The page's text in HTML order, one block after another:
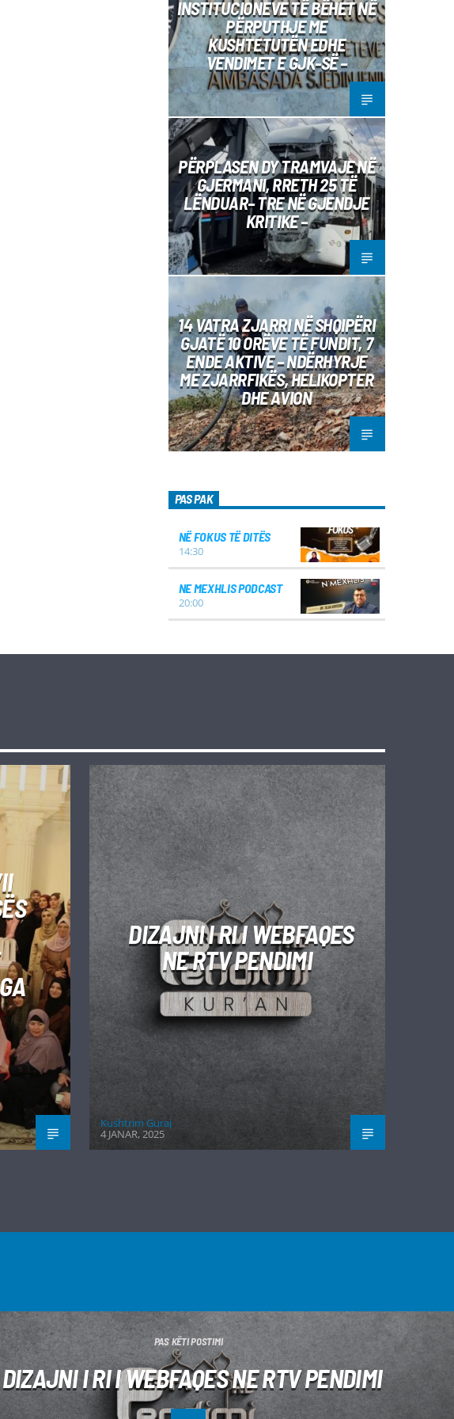
INSTITUCIONEVE TË BËHET NË
PËRPUTHJE ME
KUSHTETUTËN EDHE
VENDIMET E GJK-SË –
PËRPLASEN DY TRAMVAJE NË
GJERMANI, RRETH 25 TË
LËNDUAR– TRE NË GJENDJE
KRITIKE –
14 VATRA ZJARRI NË SHQIPËRI
GJATË 10 ORËVE TË FUNDIT, 7
ENDE AKTIVE – NDËRHYRJE
ME ZJARRFIKËS, HELIKOPTER
DHE AVION
PAS PAK
NË FOKUS TË DITËS
14:30
NE MEXHLIS PODCAST
20:00
DIZAJNI I RI I WEBFAQES
NE RTV PENDIMI
Kushtrim Guraj
4 JANAR, 2025
PAS KËTI POSTIMI
DIZAJNI I RI I WEBFAQES NE RTV PENDIMI